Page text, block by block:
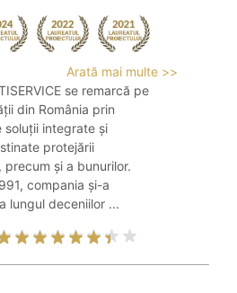
Arată mai multe >>
se remarcă pe
din România prin
soluții integrate și
protejării
precum și a bunurilor.
compania și-a
lungul deceniilor ...